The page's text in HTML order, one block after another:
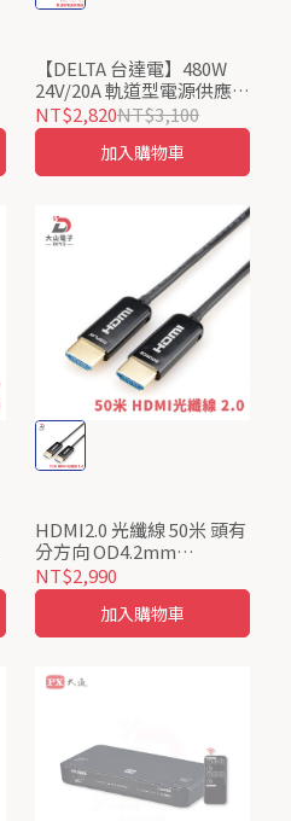
【DELTA 台達電】480W
24V/20A 軌道型電源供應器
LYTE II 系列 DRL-
24V480W1EN
NT$2,820NT$3,100
加入購物車
HDMI2.0 光纖線 50米 頭有
分方向 OD4.2mm
18Gbpds 4K@60(4:4:4)
HDCP2.2
NT$2,990
加入購物車